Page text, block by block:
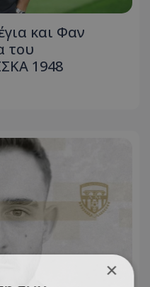
και Φαν
του
1948
×